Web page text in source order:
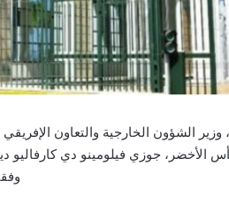
الشؤون الخارجية والتعاون
الأخضر، جوزي فيلومينو دي كارفاليو